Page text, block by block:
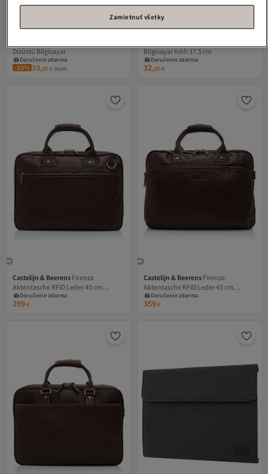
Dizüstü Bilgisayar
Doručenie zdarma
-15% 33,95€39,95
Bilgisayar Kılıfı 37,5 cm
Doručenie zdarma
32,50€
Castelijn & Beerens Firenze
Aktentasche RFID Leder 40 cm
Dizüstü Bilgisayar
Doručenie zdarma
299€
Castelijn & Beerens Firenze
Aktentasche RFID Leder 43 cm
Laptopfach
Doručenie zdarma
359€
Zamietnuť všetky